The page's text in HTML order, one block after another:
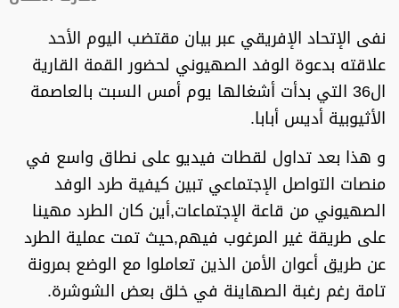
نفى الإتحاد الإفريقي عبر بيان مقتضب اليوم الأحد
علاقته بدعوة الوفد الصهيوني لحضور القمة القارية
ال36 التي بدأت أشغالها يوم أمس السبت بالعاصمة
الأثيوبية أديس أبابا.
و هذا بعد تداول لقطات فيديو على نطاق واسع في
منصات التواصل الإجتماعي تبين كيفية طرد الوفد
الصهيوني من قاعة الإجتماعات,أين كان الطرد مهينا
على طريقة غير المرغوب فيهم,حيث تمت عملية الطرد
عن طريق أعوان الأمن الذين تعاملوا مع الوضع بمرونة
تامة رغم رغبة الصهاينة في خلق بعض الشوشرة.